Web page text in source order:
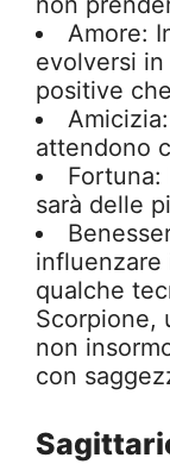
Amore:
evolversi in
positive
attendono
Fortuna:
sarà delle
influenzare
qualche
Scorpione,
non
con